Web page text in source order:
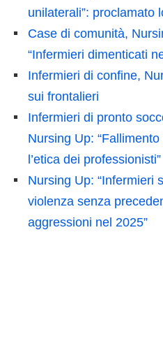
unilaterali”: proclamato
Case di comunità,
“Infermieri dimenticati
Infermieri di confine,
sui frontalieri
Infermieri di pronto
Nursing Up:
l’etica dei professionisti”
Nursing Up: “Infermieri
violenza senza
aggressioni nel 2025”